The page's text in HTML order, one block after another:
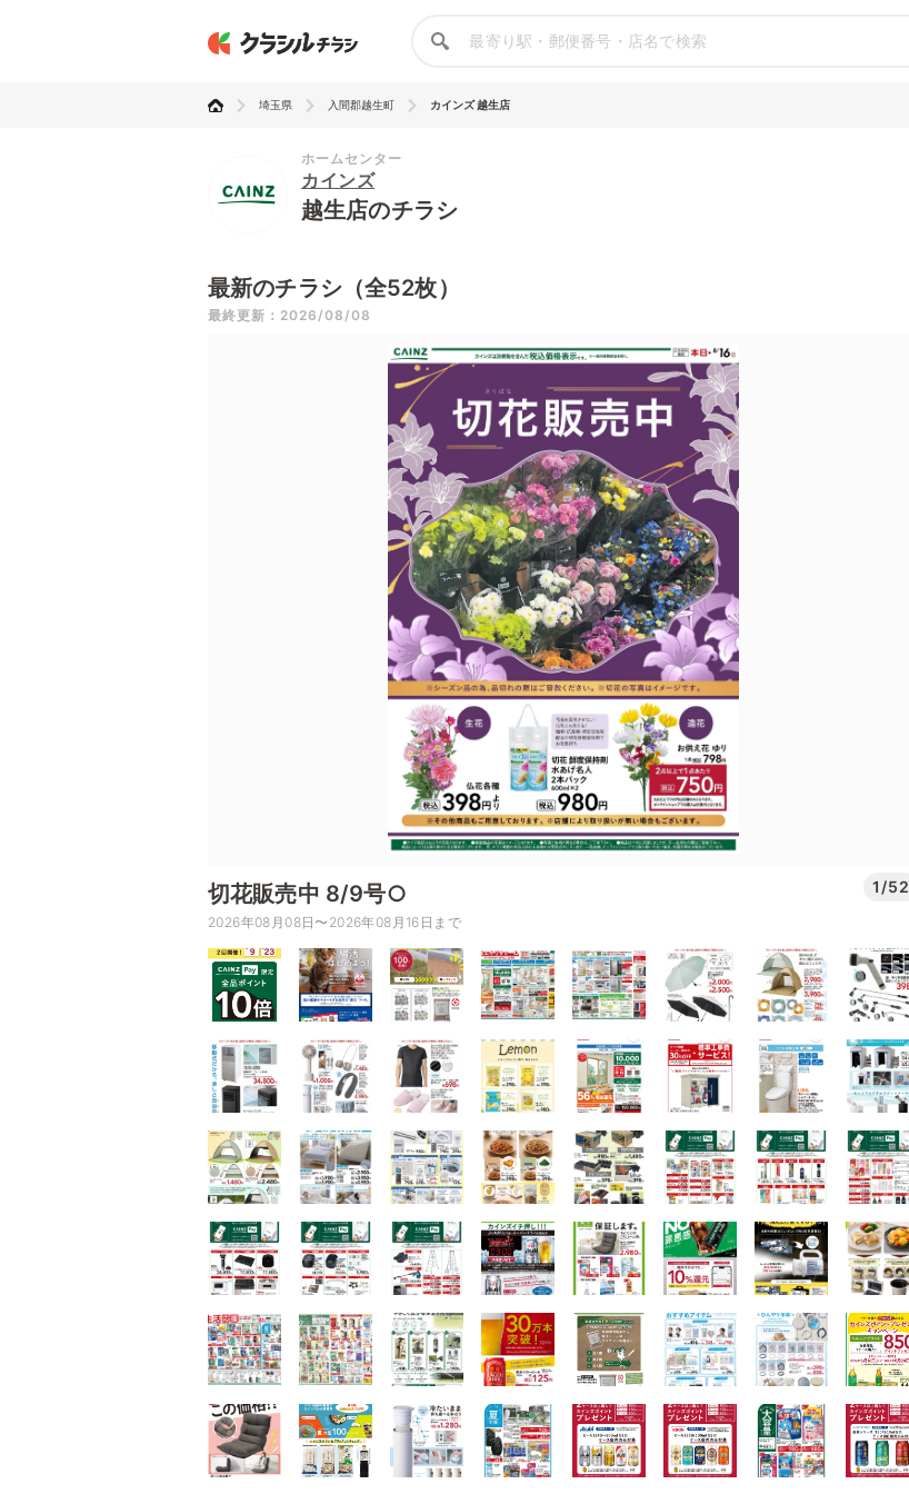
埼玉県 入間郡越生町 カインズ 越生店
ホームセンター
カインズ
越生店のチラシ
最新のチラシ（全52枚）
最終更新：2026/08/08
切花販売中 8/9号○ 1/52
2026年08月08日〜2026年08月16日まで